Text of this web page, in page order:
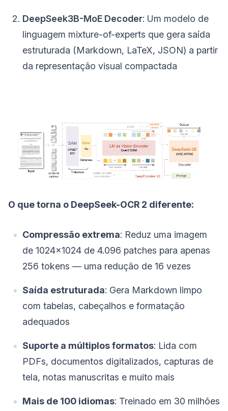
DeepSeek3B-MoE Decoder: Um modelo de
linguagem mixture-of-experts que gera saída
estruturada (Markdown, LaTeX, JSON) a partir
da representação visual compactada
O que torna o DeepSeek-OCR 2 diferente:
Compressão extrema: Reduz uma imagem
de 1024×1024 de 4.096 patches para apenas
256 tokens — uma redução de 16 vezes
Saída estruturada: Gera Markdown limpo
com tabelas, cabeçalhos e formatação
adequados
Suporte a múltiplos formatos: Lida com
PDFs, documentos digitalizados, capturas de
tela, notas manuscritas e muito mais
Mais de 100 idiomas: Treinado em 30 milhões